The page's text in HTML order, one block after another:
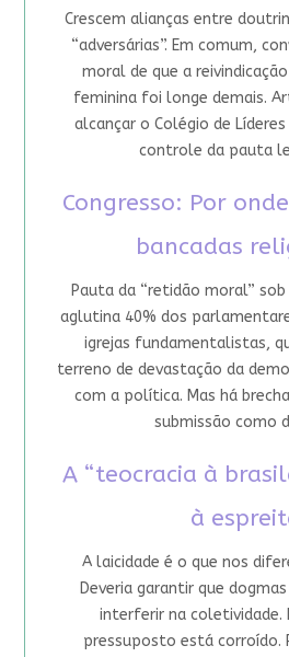
Crescem alianças entre
“adversárias”. Em comum,
moral de que a
feminina foi longe demais.
alcançar o Colégio de
controle da pauta
Congresso: Por
bancadas
Pauta da “retidão moral”
aglutina 40% dos
igrejas fundamentalistas,
terreno de devastação da
com a política. Mas há
submissão como
A “teocracia à
à
A laicidade é o que nos
Deveria garantir que
interferir na coletividade.
pressuposto está corroído.